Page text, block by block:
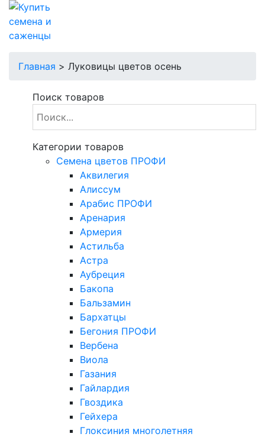
Главная > Луковицы цветов осень
Поиск товаров
Категории товаров
Cемена цветов ПРОФИ
Аквилегия
Алиссум
Арабис ПРОФИ
Аренария
Армерия
Астильба
Астра
Аубреция
Бакопа
Бальзамин
Бархатцы
Бегония ПРОФИ
Вербена
Виола
Газания
Гайлардия
Гвоздика
Гейхера
Глоксиния многолетняя